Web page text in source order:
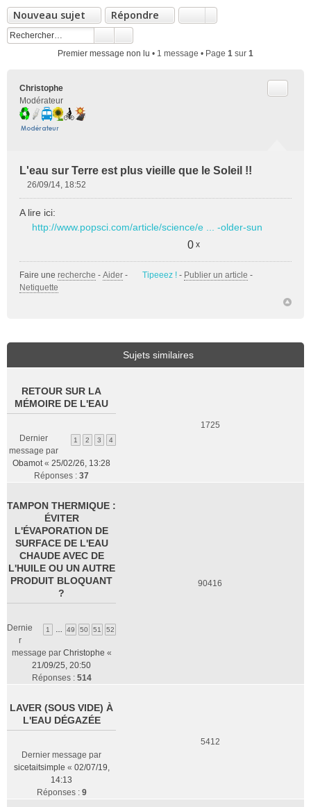
Nouveau sujet Répondre
Premier message non lu • 1 message • Page 1 sur 1
Christophe
Modérateur
L'eau sur Terre est plus vieille que le Soleil !!
s
o
26/09/14, 18:52
A lire ici:
http://www.popsci.com/article/science/e ... -older-sun
0 x
Faire une recherche - Aider - Tipeeez ! - Publier un article -
Netiquette
Sujets similaires
RETOUR SUR LA
MÉMOIRE DE L'EAU
1 2 3 4
Dernier
message par
Obamot« 25/02/26, 13:28
Réponses : 37
1725
TAMPON THERMIQUE :
ÉVITER
L'ÉVAPORATION DE
SURFACE DE L'EAU
CHAUDE AVEC DE
L'HUILE OU UN AUTRE
PRODUIT BLOQUANT
?
1 49 50 51 52
Dernie
r
message par Christophe «
21/09/25, 20:50
Réponses : 514
90416
LAVER (SOUS VIDE) À
L'EAU DÉGAZÉE
Dernier message par
sicetaitsimple « 02/07/19,
14:13
Réponses : 9
5412